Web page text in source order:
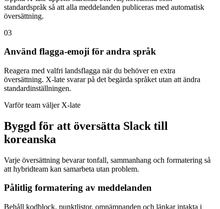
standardspråk så att alla meddelanden publiceras med automatisk
översättning.
03
Använd flagga-emoji för andra språk
Reagera med valfri landsflagga när du behöver en extra
översättning. X-late svarar på det begärda språket utan att ändra
standardinställningen.
Varför team väljer X-late
Byggd för att översätta Slack till
koreanska
Varje översättning bevarar tonfall, sammanhang och formatering så
att hybridteam kan samarbeta utan problem.
Pålitlig formatering av meddelanden
Behåll kodblock, punktlistor, omnämnanden och länkar intakta i